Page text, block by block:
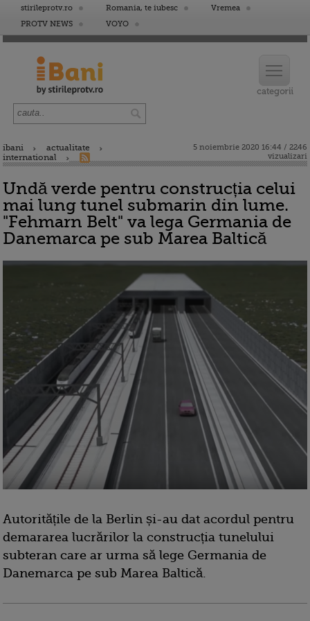
stirileprotv.ro Romania, te iubesc
Vremea
PROTV NEWS
VOYO
ibani
actualitate
international
5 noiembrie 2020 16:44 / 2246
vizualizari
Undă verde pentru construcția celui
mai lung tunel submarin din lume.
"Fehmarn Belt" va lega Germania de
Danemarca pe sub Marea Baltică
Autoritățile de la Berlin și-au dat acordul pentru
demararea lucrărilor la construcția tunelului
subteran care ar urma să lege Germania de
Danemarca pe sub Marea Baltică.